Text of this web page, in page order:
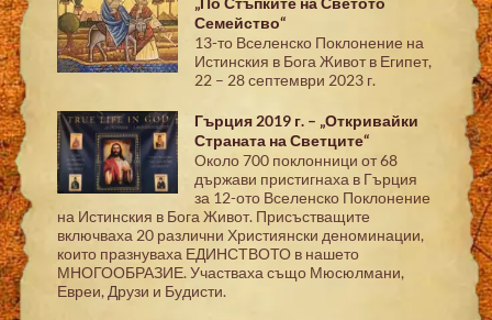
Семейство“
13-то Вселенско Поклонение на
Истинския в Бога Живот в Египет,
22 – 28 септември 2023 г.
Гърция 2019 г. – „Откривайки
Страната на Светците“
Около 700 поклонници от 68
държави пристигнаха в Гърция
за 12-ото Вселенско Поклонение
на Истинския в Бога Живот. Присъстващите
включваха 20 различни Християнски деноминации,
които празнуваха ЕДИНСТВОТО в нашето
МНОГООБРАЗИЕ. Участваха също Мюсюлмани,
Евреи, Друзи и Будисти.